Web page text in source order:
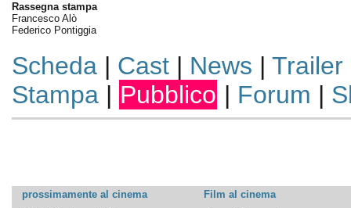
Rassegna stampa
Francesco Alò
Federico Pontiggia
Scheda| Cast| News | Trailer
Stampa| Pubblico | Forum |
prossimamente al cinema
Film al cinema